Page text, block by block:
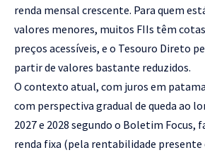
renda mensal crescente. Para quem
valores menores, muitos FIIs têm
preços acessíveis, e o Tesouro Direto
partir de valores bastante reduzidos.
O contexto atual, com juros em
com perspectiva gradual de queda ao
2027 e 2028 segundo o Boletim Focus,
renda fixa (pela rentabilidade presente